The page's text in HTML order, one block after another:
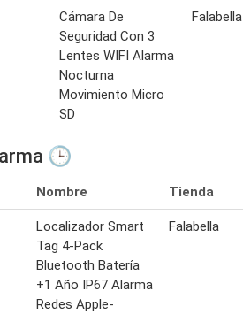
Cámara De
Seguridad Con 3
Lentes WIFI Alarma
Nocturna
Movimiento Micro
SD
Falabella
🕒
Nombre Tienda
Localizador Smart
Tag 4-Pack
Bluetooth Batería
+1 Año IP67 Alarma
Redes Apple-
Falabella